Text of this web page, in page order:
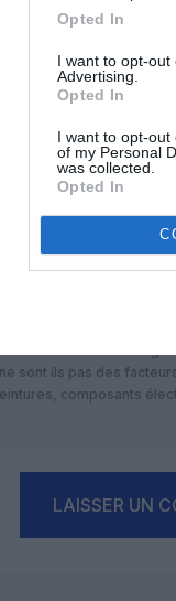
Opted In
I want to opt-out
Advertising.
Opted In
I want to opt-out
of my Personal
was collected.
Opted In
désert tout comme la
sont ils pas des
composants
LAISSER UN